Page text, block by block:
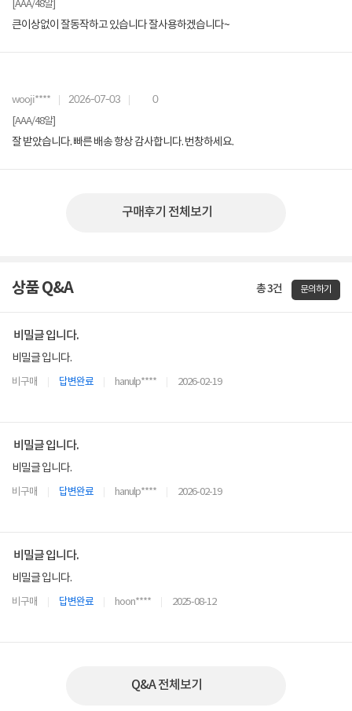
[AAA/48알]
큰이상없이 잘동작하고 있습니다 잘사용하겠습니다~
wooji**** 2026-07-03 0
[AAA/48알]
잘 받았습니다. 빠른 배송 항상 감사합니다. 번창하세요.
구매후기 전체보기
상품 Q&A 총 3건 문의하기
비밀글 입니다.
비밀글 입니다.
비구매 답변완료 hanulp**** 2026-02-19
비밀글 입니다.
비밀글 입니다.
비구매 답변완료 hanulp**** 2026-02-19
비밀글 입니다.
비밀글 입니다.
비구매 답변완료 hoon**** 2025-08-12
Q&A 전체보기